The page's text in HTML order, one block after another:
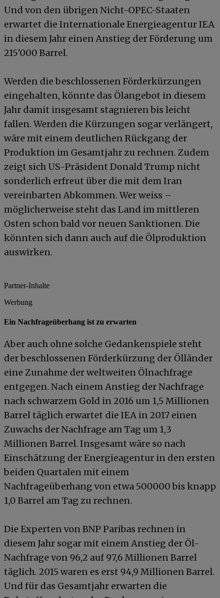
Und von den übrigen Nicht-OPEC-Staaten
erwartet die Internationale Energieagentur IEA
in diesem Jahr einen Anstieg der Förderung um
215'000 Barrel.
Werden die beschlossenen Förderkürzungen
eingehalten, könnte das Ölangebot in diesem
Jahr damit insgesamt stagnieren bis leicht
fallen. Werden die Kürzungen sogar verlängert,
wäre mit einem deutlichen Rückgang der
Produktion im Gesamtjahr zu rechnen. Zudem
zeigt sich US-Präsident Donald Trump nicht
sonderlich erfreut über die mit dem Iran
vereinbarten Abkommen. Wer weiss –
möglicherweise steht das Land im mittleren
Osten schon bald vor neuen Sanktionen. Die
könnten sich dann auch auf die Ölproduktion
auswirken.
Partner-Inhalte
Werbung
Ein Nachfrageüberhang ist zu erwarten
Aber auch ohne solche Gedankenspiele steht
der beschlossenen Förderkürzung der Ölländer
eine Zunahme der weltweiten Ölnachfrage
entgegen. Nach einem Anstieg der Nachfrage
nach schwarzem Gold in 2016 um 1,5 Millionen
Barrel täglich erwartet die IEA in 2017 einen
Zuwachs der Nachfrage am Tag um 1,3
Millionen Barrel. Insgesamt wäre so nach
Einschätzung der Energieagentur in den ersten
beiden Quartalen mit einem
Nachfrageüberhang von etwa 500000 bis knapp
1,0 Barrel am Tag zu rechnen.
Die Experten von BNP Paribas rechnen in
diesem Jahr sogar mit einem Anstieg der Öl-
Nachfrage von 96,2 auf 97,6 Millionen Barrel
täglich. 2015 waren es erst 94,9 Millionen Barrel.
Und für das Gesamtjahr erwarten die